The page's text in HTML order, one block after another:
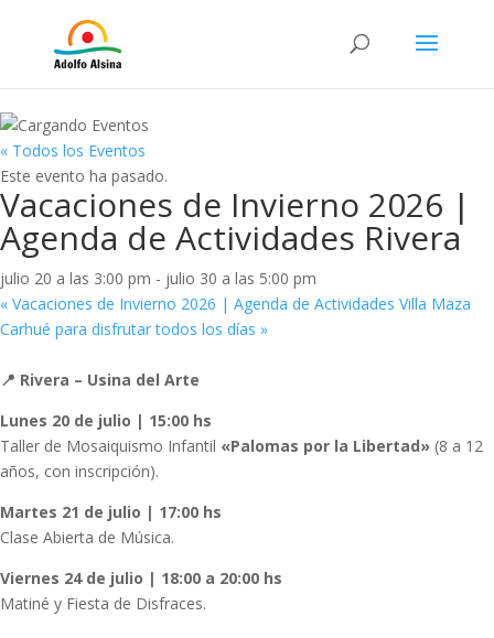
« Todos los Eventos
Este evento ha pasado.
Vacaciones de Invierno 2026 |
Agenda de Actividades Rivera
julio 20 a las 3:00 pm - julio 30 a las 5:00 pm
« Vacaciones de Invierno 2026 | Agenda de Actividades Villa Maza
Carhué para disfrutar todos los días »
📍 Rivera – Usina del Arte
Lunes 20 de julio | 15:00 hs
Taller de Mosaiquismo Infantil «Palomas por la Libertad» (8 a 12
años, con inscripción).
Martes 21 de julio | 17:00 hs
Clase Abierta de Música.
Viernes 24 de julio | 18:00 a 20:00 hs
Matiné y Fiesta de Disfraces.